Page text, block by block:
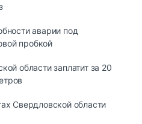
аварии под
пробкой
области заплатит за 20
Свердловской области